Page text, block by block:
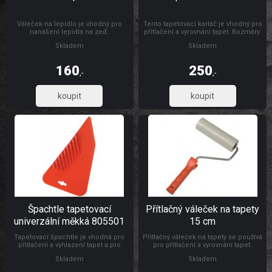
Váleček na lepidlo je vhodný pro
nanášení lepidla na zeď.
Skladem
160,-
132,23
Tento tapetovací kartáč je vhodný pro
přitlačení a vyrovnání tapet. Rozměry:
Skladem
250,-
206,61
Špachtle tapetovací
univerzální měkká 805501
Tapetovací špachtle je vhodná pro
přitlačení a vyhlazení tapet a pro
samolepicích folií, s drážkou pro
Skladem
Přítlačný váleček na tapety
15 cm
Přítlačný váleček na tapety se používá
pro přitlačení a vyrovnání tapet.
váleček je vyroben z PUR pěny,
Skladem